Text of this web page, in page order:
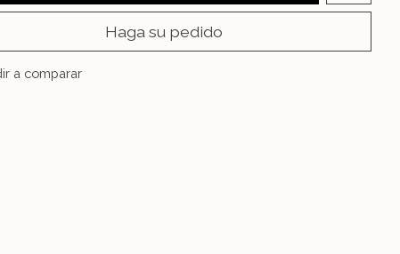
Haga su pedido
a comparar